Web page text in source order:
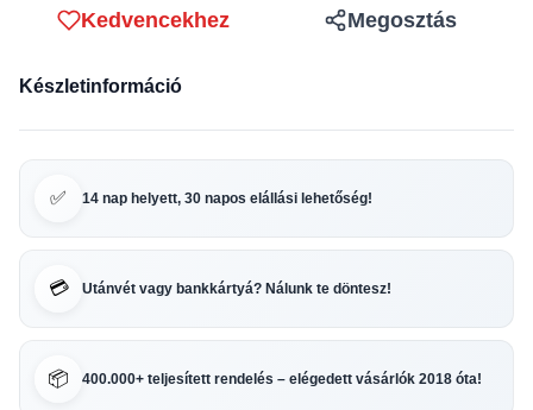
Kedvencekhez Megosztás
Készletinformáció
✅ 14 nap helyett, 30 napos elállási lehetőség!
💳 Utánvét vagy bankkártyá? Nálunk te döntesz!
📦 400.000+ teljesített rendelés – elégedett vásárlók 2018 óta!